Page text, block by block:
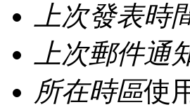
上次發表時
上次郵件通
所在時區使